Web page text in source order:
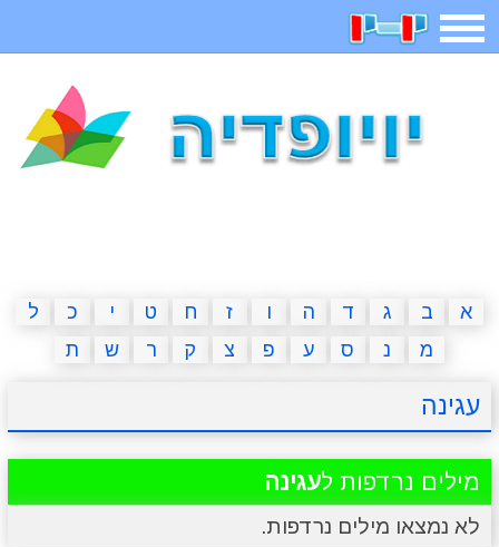
תפריט
איש תלוי מדריכים פוקימון גו מצא הבדלים
יצירה משחקי בנות אשליות חדשות
א ב ג ד ה ו ז ח ט י כ
ל
מ
נ ס ע פ צ ק ר ש ת
עגינה
מילים נרדפות לעגינה
לא נמצאו מילים נרדפות.